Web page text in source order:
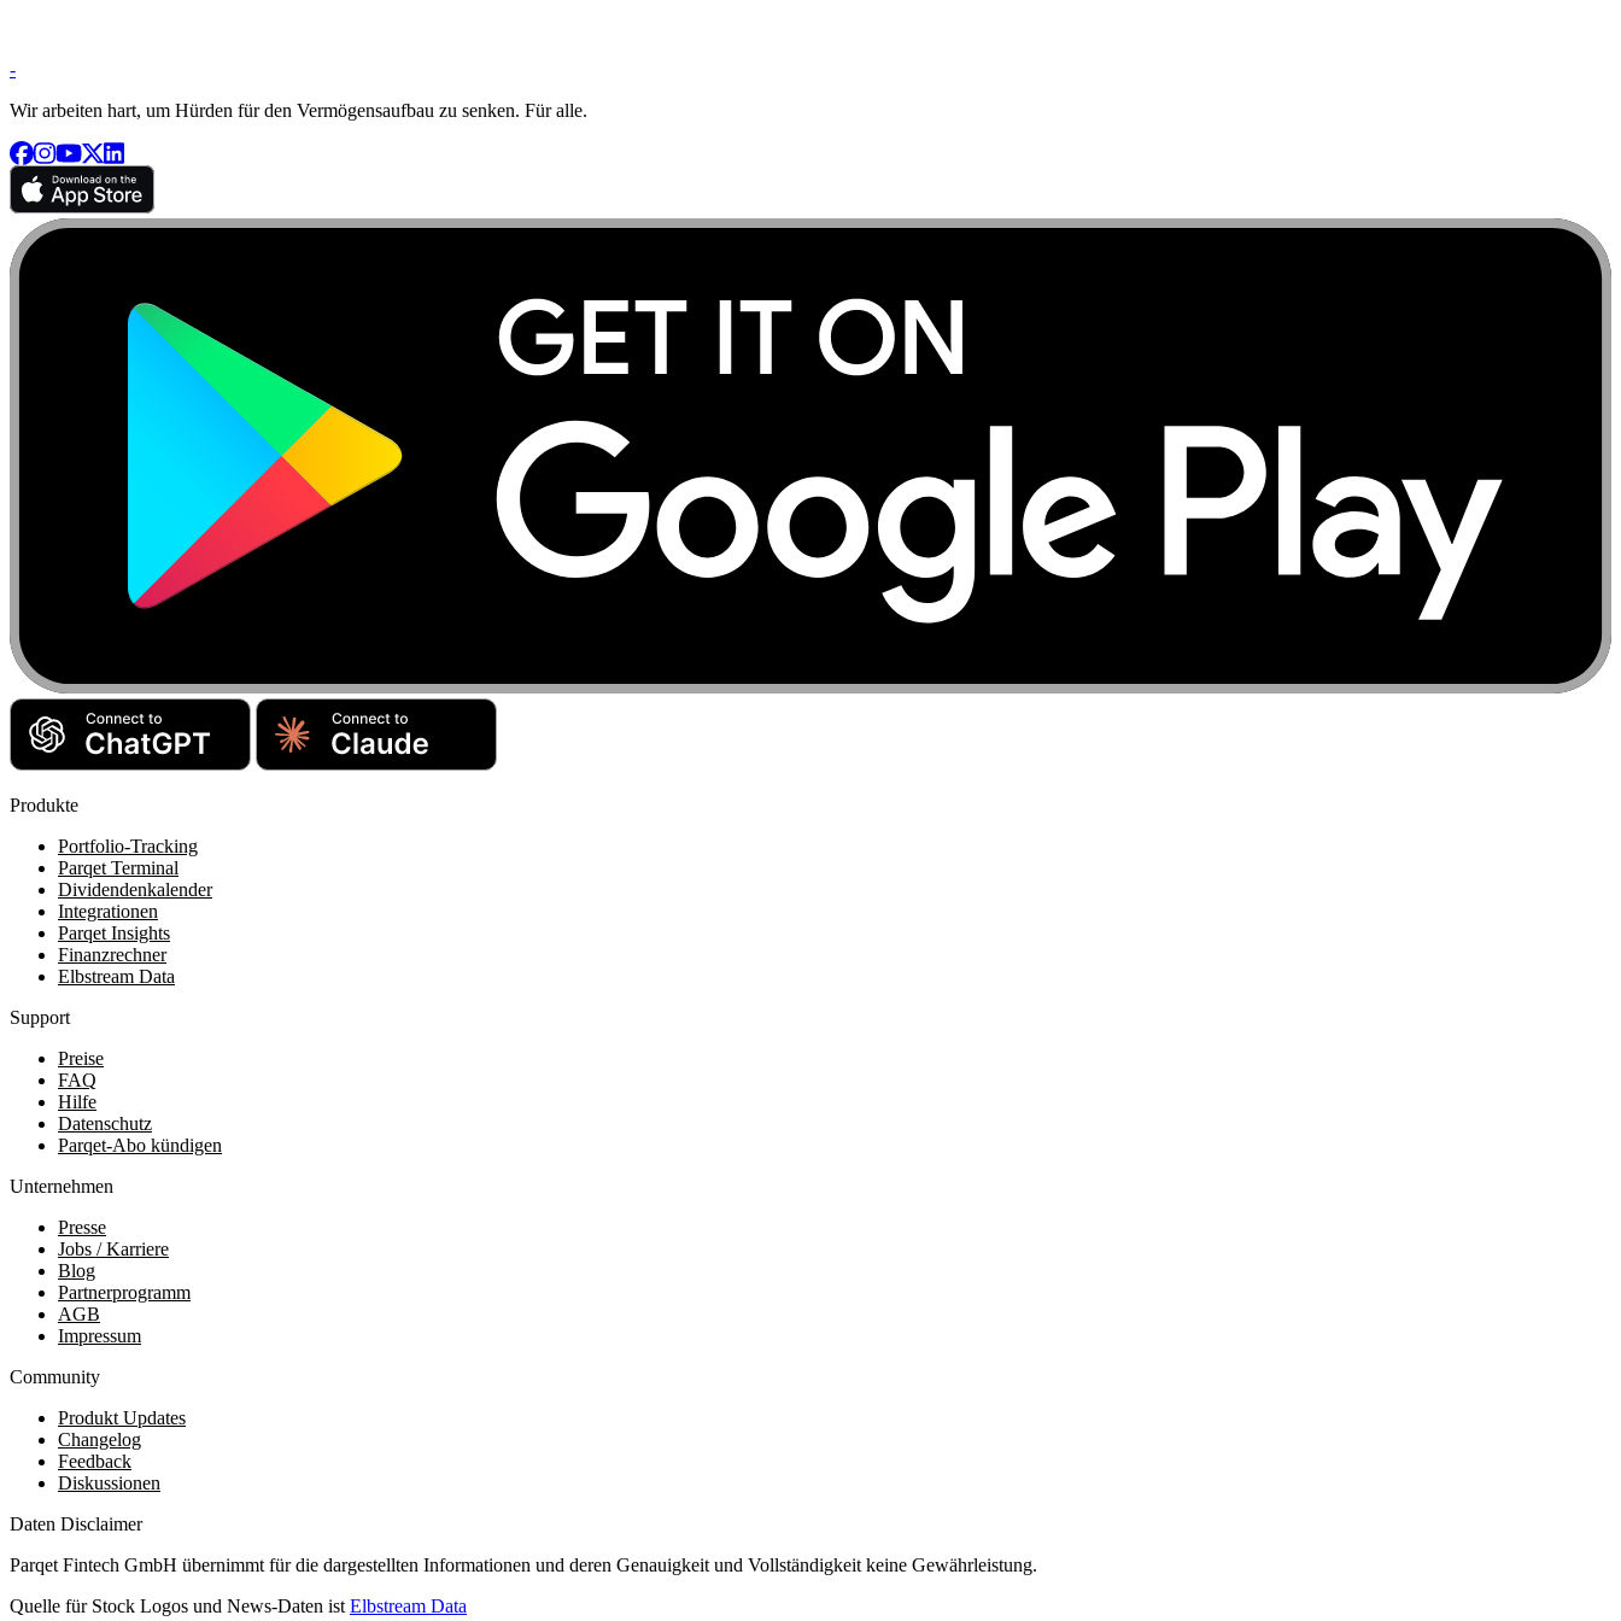
-
Wir arbeiten hart, um Hürden für den Vermögensaufbau zu senken. Für alle.
Produkte
Portfolio-Tracking
Parqet Terminal
Dividendenkalender
Integrationen
Parqet Insights
Finanzrechner
Elbstream Data
Support
Preise
FAQ
Hilfe
Datenschutz
Parqet-Abo kündigen
Unternehmen
Presse
Jobs / Karriere
Blog
Partnerprogramm
AGB
Impressum
Community
Produkt Updates
Changelog
Feedback
Diskussionen
Daten Disclaimer
Parqet Fintech GmbH übernimmt für die dargestellten Informationen und deren Genauigkeit und Vollständigkeit keine Gewährleistung.
Quelle für Stock Logos und News-Daten ist Elbstream Data